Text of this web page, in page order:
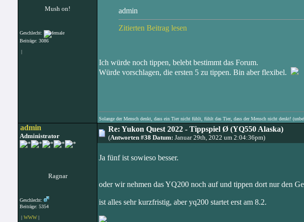
Mush on!
Geschlecht:
Beiträge: 3086
|
admin
Zitierten Beitrag lesen
Ich würde noch tippen, belebt bestimmt das Forum.
Würde vorschlagen, die ersten 5 zu tippen. Bin aber flexibel.
Solange der Mensch denkt, dass ein Tier nicht fühlt, fühlt das Tier, dass der Mensch nicht denkt!
admin
Administrator
Ragnar
Geschlecht:
Beiträge: 5354
| WWW|
Re: Yukon Quest 2022 - Tippspiel Ø (YQ550 Alaska)
(Antworten #38 Datum: Januar 29th, 2022 um 2:04:36pm)
Ja fünf ist sowieso besser.
oder wir nehmen das YQ200 noch auf und tippen dort nur den
ist alles sehr kurzfristig, aber yq200 startet erst am 8.2.